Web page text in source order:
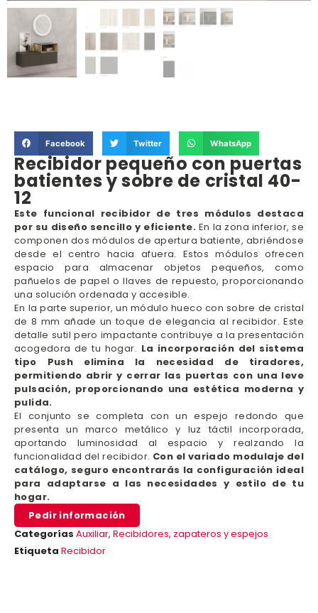
Facebook Twitter WhatsApp
Recibidor pequeño con puertas
batientes y sobre de cristal 40-
12
Este funcional recibidor de tres módulos destaca
por su diseño sencillo y eficiente. En la zona inferior, se
componen dos módulos de apertura batiente, abriéndose
desde el centro hacia afuera. Estos módulos ofrecen
espacio para almacenar objetos pequeños, como
pañuelos de papel o llaves de repuesto, proporcionando
una solución ordenada y accesible.
En la parte superior, un módulo hueco con sobre de cristal
de 8 mm añade un toque de elegancia al recibidor. Este
detalle sutil pero impactante contribuye a la presentación
acogedora de tu hogar. La incorporación del sistema
tipo Push elimina la necesidad de tiradores,
permitiendo abrir y cerrar las puertas con una leve
pulsación, proporcionando una estética moderna y
pulida.
El conjunto se completa con un espejo redondo que
presenta un marco metálico y luz táctil incorporada,
aportando luminosidad al espacio y realzando la
funcionalidad del recibidor. Con el variado modulaje del
catálogo, seguro encontrarás la configuración ideal
para adaptarse a las necesidades y estilo de tu
hogar.
Pedir información
Categorías Auxiliar, Recibidores, zapateros y espejos
Etiqueta Recibidor